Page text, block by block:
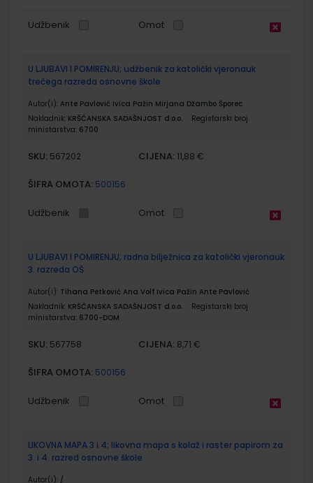
Udžbenik Omot
U LJUBAVI I POMIRENJU; udžbenik za katolički vjeronauk
trećega razreda osnovne škole
Autor(i): Ante Pavlović Ivica Pažin Mirjana Džambo Šporec
Nakladnik: KRŠĆANSKA SADAŠNJOST d.o.o.
Registarski broj
ministarstva: 6700
SKU: 567202 CIJENA: 11,88 €
ŠIFRA OMOTA: 500156
Udžbenik Omot
U LJUBAVI I POMIRENJU; radna bilježnica za katolički vjeronauk
3. razreda OŠ
Autor(i): Tihana Petković Ana Volf Ivica Pažin Ante Pavlović
Nakladnik: KRŠĆANSKA SADAŠNJOST d.o.o.
Registarski broj
ministarstva: 6700-DOM
SKU: 567758 CIJENA: 8,71 €
ŠIFRA OMOTA: 500156
Udžbenik Omot
LIKOVNA MAPA 3 i 4; likovna mapa s kolaž i raster papirom za
3. i 4. razred osnovne škole
Autor(i): /